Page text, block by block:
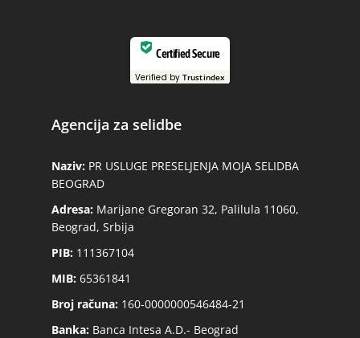
Certified Secure
Verified byTrustindex
Agencija za selidbe
Naziv: PR USLUGE PRESELJENJA MOJA SELIDBA
BEOGRAD
Adresa: Marijane Gregoran 32, Palilula 11060,
Beograd, Srbija
PIB: 111367104
MIB: 65361841
Broj računa: 160-0000000546484-21
Banka: Banca Intesa A.D.- Beograd